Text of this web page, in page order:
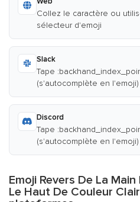
Collez le caractère ou
sélecteur d'emoji
Slack
Tape
(s'autocomplète en l'emoji)
Discord
Tape
(s'autocomplète en l'emoji)
Emoji Revers De La
Le Haut De Couleur